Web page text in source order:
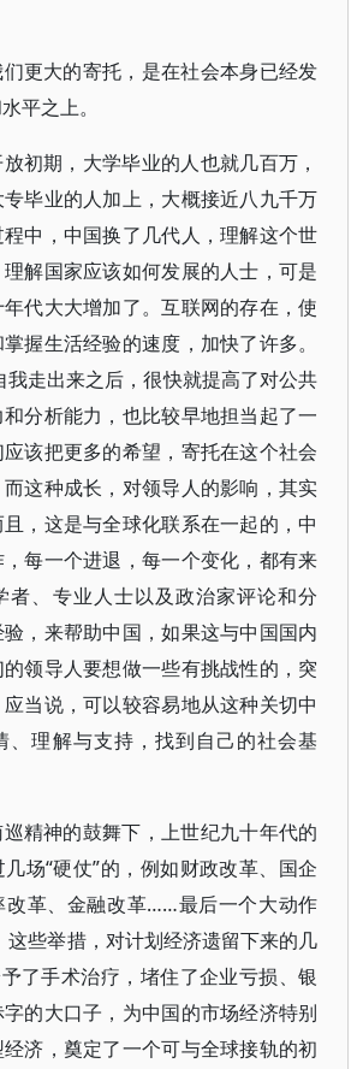
更大的寄托，是在社会本身已经发
平之上。
初期，大学毕业的人也就几百万，
毕业的人加上，大概接近八九千万
中，中国换了几代人，理解这个世
解国家应该如何发展的人士，可是
代大大增加了。互联网的存在，使
握生活经验的速度，加快了许多。
我走出来之后，很快就提高了对公共
分析能力，也比较早地担当起了一
该把更多的希望，寄托在这个社会
这种成长，对领导人的影响，其实
，这是与全球化联系在一起的，中
每一个进退，每一个变化，都有来
者、专业人士以及政治家评论和分
，来帮助中国，如果这与中国国内
领导人要想做一些有挑战性的，突
当说，可以较容易地从这种关切中
、理解与支持，找到自己的社会基
精神的鼓舞下，上世纪九十年代的
场“硬仗”的，例如财政改革、国企
改革、金融改革……最后一个大动作
这些举措，对计划经济遗留下来的几
了手术治疗，堵住了企业亏损、银
的大口子，为中国的市场经济特别
济，奠定了一个可与全球接轨的初